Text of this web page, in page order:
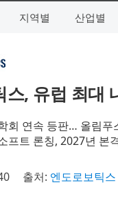
지역별 산업별
, 유럽 최대
회 연속 등판… 올림
프트 론칭, 2027년 본
출처: 엔도로보틱스